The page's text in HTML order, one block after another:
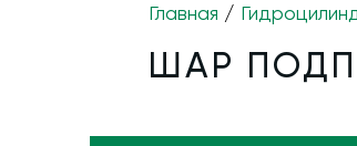
Главная /
ШАР